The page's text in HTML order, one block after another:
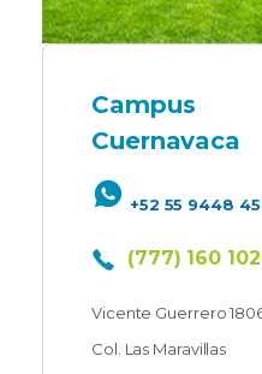
Campus
Cuernavaca
+52 55 9448
(777) 160
Vicente Guerrero
Col. Las Maravillas